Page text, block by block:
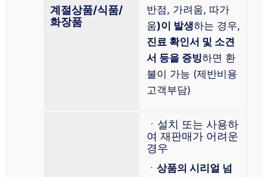
계절상품/식품/
화장품
반점, 가려움, 따가
움)이 발생하는 경우,
진료 확인서 및 소견
서 등을 증빙하면 환
불이 가능 (제반비용
고객부담)
ㆍ설치 또는 사용하
여 재판매가 어려운
경우
ㆍ 상품의 시리얼 넘